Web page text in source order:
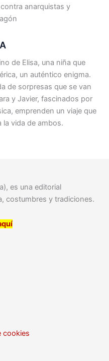
anarquistas y
de Elisa, una niña que
un auténtico enigma.
de sorpresas que se van
y Javier, fascinados por
emprenden un viaje que
la vida de ambos.
es una editorial
costumbres y tradiciones.
cookies